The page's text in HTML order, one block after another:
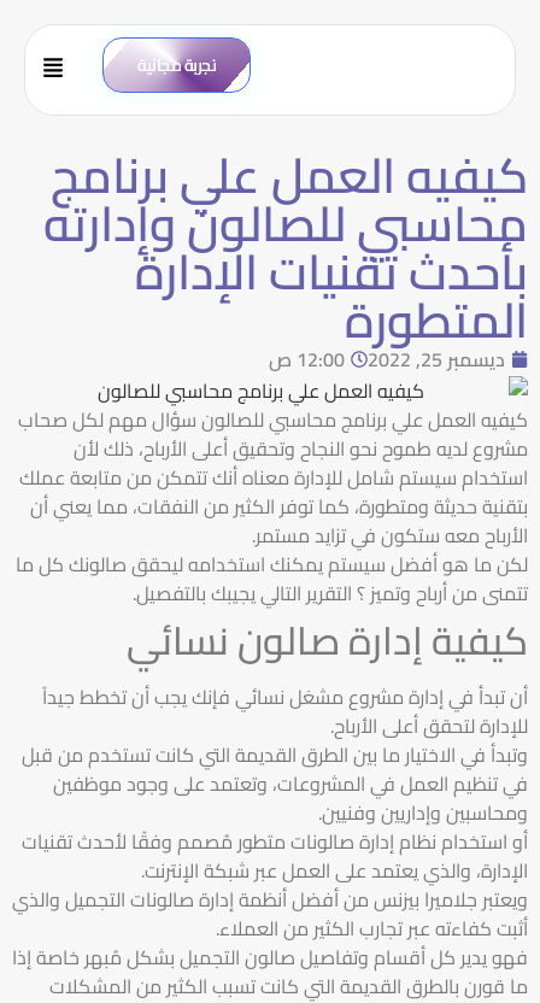
تجربة مجانية
كيفيه العمل علي برنامج
محاسبي للصالون وإدارته
بأحدث تقنيات الإدارة
المتطورة
ديسمبر 25, 2022
12:00 ص
كيفيه العمل علي برنامج محاسبي للصالون سؤال مهم لكل صحاب
مشروع لديه طموح نحو النجاح وتحقيق أعلى الأرباح، ذلك لأن
استخدام سيستم شامل للإدارة معناه أنك تتمكن من متابعة عملك
بتقنية حديثة ومتطورة، كما توفر الكثير من النفقات، مما يعني أن
الأرباح معه ستكون في تزايد مستمر.
لكن ما هو أفضل سيستم يمكنك استخدامه ليحقق صالونك كل ما
تتمنى من أرباح وتميز ؟ التقرير التالي يجيبك بالتفصيل.
كيفية إدارة صالون نسائي
أن تبدأ في إدارة مشروع مشغل نسائي فإنك يجب أن تخطط جيداً
للإدارة لتحقق أعلى الأرباح.
وتبدأ في الاختيار ما بين الطرق القديمة التي كانت تستخدم من قبل
في تنظيم العمل في المشروعات، وتعتمد على وجود موظفين
ومحاسبين وإداريين وفنيين.
أو استخدام نظام إدارة صالونات متطور مُصمم وفقًا لأحدث تقنيات
الإدارة، والذي يعتمد على العمل عبر شبكة الإنترنت.
ويعتبر جلاميرا بيزنس من أفضل أنظمة إدارة صالونات التجميل والذي
أثبت كفاءته عبر تجارب الكثير من العملاء.
فهو يدير كل أقسام وتفاصيل صالون التجميل بشكل مُبهر خاصة إذا
ما قورن بالطرق القديمة التي كانت تسبب الكثير من المشكلات